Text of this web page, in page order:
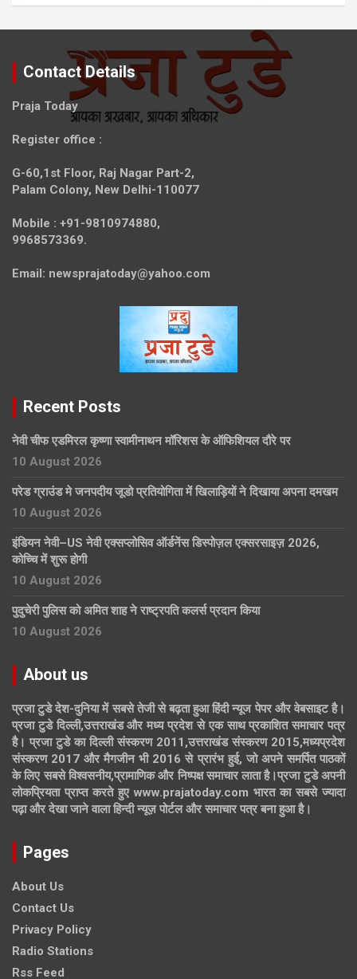
Contact Details
Praja Today
Register office :
G-60,1st Floor, Raj Nagar Part-2,
Palam Colony, New Delhi-110077
Mobile : +91-9810974880,
9968573369.
Email: newsprajatoday@yahoo.com
Recent Posts
नेवी चीफ एडमिरल कृष्णा स्वामीनाथन मॉरिशस के ऑफिशियल दौरे पर
10 August 2026
परेड ग्राउंड मे जनपदीय जूडो प्रतियोगिता में खिलाड़ियों ने दिखाया अपना दमखम
10 August 2026
इंडियन नेवी–US नेवी एक्सप्लोसिव ऑर्डनेंस डिस्पोज़ल एक्सरसाइज़ 2026,
कोच्चि में शुरू होगी
10 August 2026
पुदुचेरी पुलिस को अमित शाह ने राष्ट्रपति कलर्स प्रदान किया
10 August 2026
About us
प्रजा टुडे देश-दुनिया में सबसे तेजी से बढ़ता हुआ हिंदी न्यूज पेपर और वेबसाइट है।
प्रजा टुडे दिल्ली,उत्तराखंड और मध्य प्रदेश से एक साथ प्रकाशित समाचार पत्र
है। प्रजा टुडे का दिल्ली संस्करण 2011,उत्तराखंड संस्करण 2015,मध्यप्रदेश
संस्करण 2017 और मैगजीन भी 2016 से प्रारंभ हुई, जो अपने समर्पित पाठकों
के लिए सबसे विश्वसनीय,प्रामाणिक और निष्पक्ष समाचार लाता है।प्रजा टुडे अपनी
लोकप्रियता प्राप्त करते हुए www.prajatoday.com भारत का सबसे ज्यादा
पढ़ा और देखा जाने वाला हिन्दी न्यूज़ पोर्टल और समाचार पत्र बना हुआ है।
Pages
About Us
Contact Us
Privacy Policy
Radio Stations
Rss Feed